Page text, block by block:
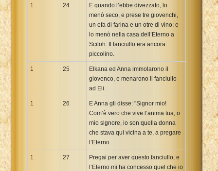
1 24
E quando l’ebbe divezzato, lo
menò seco, e prese tre giovenchi,
un efa di farina e un otre di vino; e
lo menò nella casa dell’Eterno a
Sciloh. Il fanciullo era ancora
piccolino.
1 25
Elkana ed Anna immolarono il
giovenco, e menarono il fanciullo
ad Eli.
1 26
E Anna gli disse: "Signor mio!
Com’è vero che vive l’anima tua, o
mio signore, io son quella donna
che stava qui vicina a te, a pregare
l’Eterno.
1 27
Pregai per aver questo fanciullo; e
l’Eterno mi ha concesso quel che io